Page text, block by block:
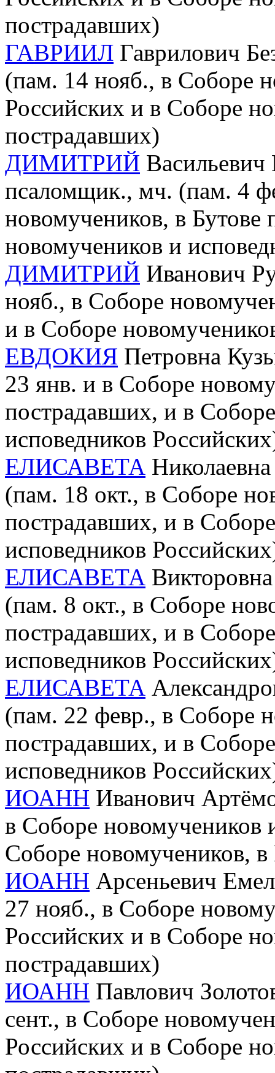
пострадавших)
ГАВРИИЛ Гаврилович
(пам. 14 нояб., в Соборе
Российских и в Соборе
пострадавших)
ДИМИТРИЙ
псаломщик., мч. (пам. 4
новомучеников, в
новомучеников и
ДИМИТРИЙ Иванович
нояб., в Соборе
и в Соборе
ЕВДОКИЯ Петровна
23 янв. и в Соборе
пострадавших, и в
исповедников
ЕЛИСАВЕТА
(пам. 18 окт., в Соборе
пострадавших, и в
исповедников
ЕЛИСАВЕТА
(пам. 8 окт., в Соборе
пострадавших, и в
исповедников
ЕЛИСАВЕТА
(пам. 22 февр., в Соборе
пострадавших, и в
исповедников
ИОАНН Иванович
в Соборе новомучеников
Соборе новомучеников,
ИОАНН Арсеньевич
27 нояб., в Соборе
Российских и в Соборе
пострадавших)
ИОАНН Павлович
сент., в Соборе
Российских и в Соборе